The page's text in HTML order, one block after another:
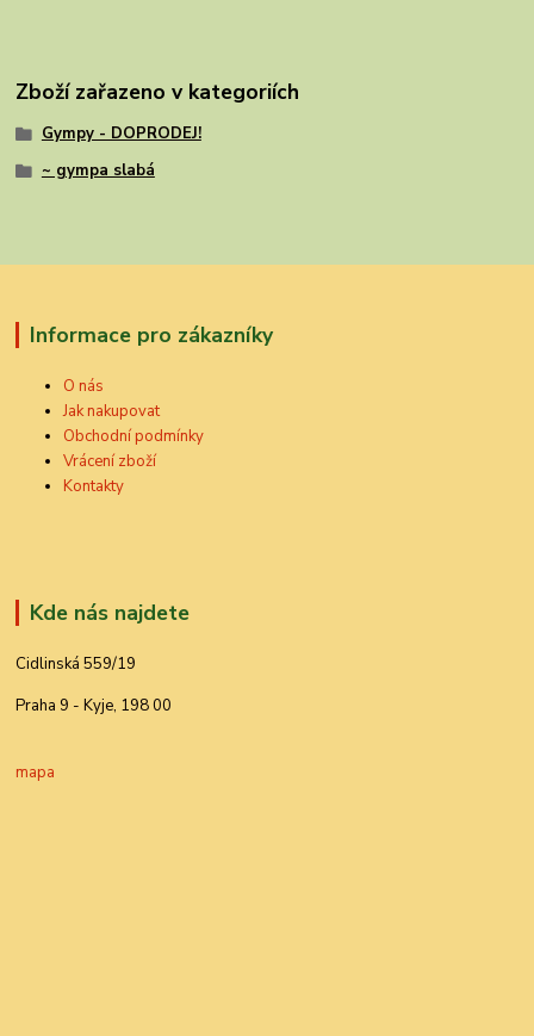
Zboží zařazeno v kategoriích
Gympy - DOPRODEJ!
~ gympa slabá
Informace pro zákazníky
O nás
Jak nakupovat
Obchodní podmínky
Vrácení zboží
Kontakty
Kde nás najdete
Cidlinská 559/19
Praha 9 - Kyje, 198 00
mapa